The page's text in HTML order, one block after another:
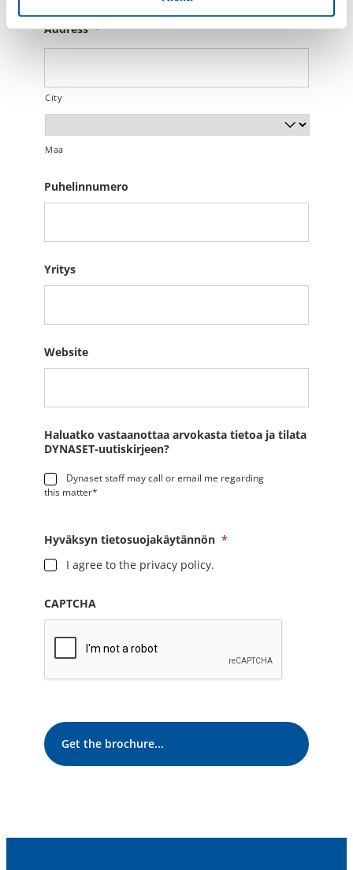
Address *
City
Maa
Puhelinnumero
Yritys
Website
Haluatko vastaanottaa arvokasta tietoa ja tilata
DYNASET-uutiskirjeen?
*
Dynaset staff may call or email me regarding
this matter*
Hyväksyn tietosuojakäytännön *
I agree to the privacy policy.
CAPTCHA